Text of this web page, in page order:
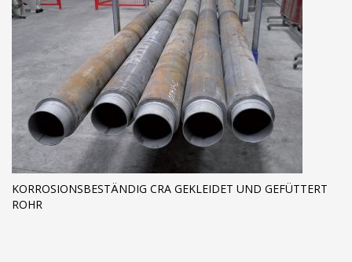
KORROSIONSBESTÄNDIG CRA GEKLEIDET UND GEFÜTTERT
ROHR